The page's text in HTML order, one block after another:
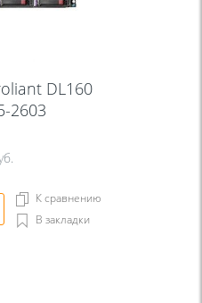
DL160
2603
К сравнению
В закладки